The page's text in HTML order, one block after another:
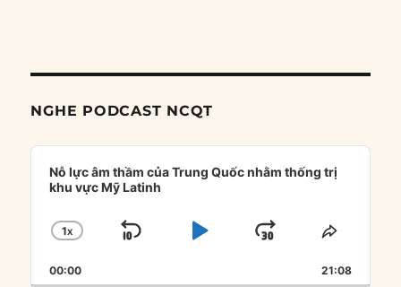
NGHE PODCAST NCQT
Audio
Player
Nỗ lực âm thầm của Trung Quốc nhằm thống trị
khu vực Mỹ Latinh
CHANGE
RATE
1X
SKIP
PLAYJUMP
FORWARD
SHARE
00:00 21:08